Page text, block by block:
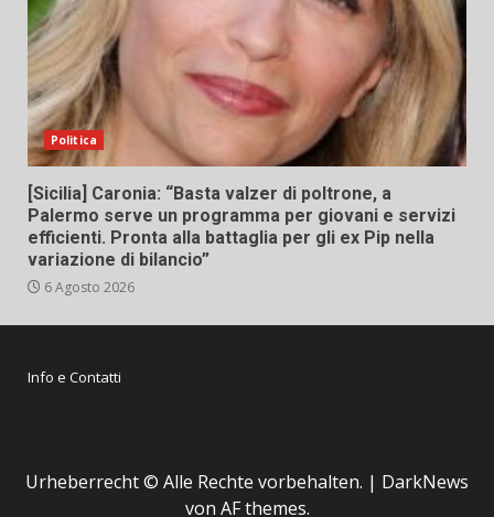
Politica
[Sicilia] Caronia: “Basta valzer di poltrone, a
Palermo serve un programma per giovani e servizi
efficienti. Pronta alla battaglia per gli ex Pip nella
variazione di bilancio”
6 Agosto 2026
Info e Contatti
Urheberrecht © Alle Rechte vorbehalten. | DarkNews
von AF themes.